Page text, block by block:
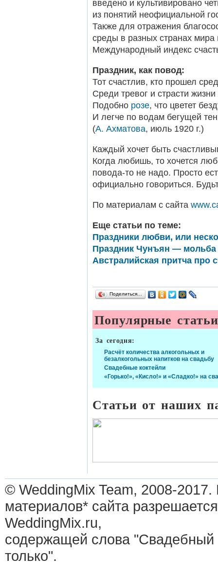
введено и культивировано
из понятий неофициальной
Также для отражения
среды в разных странах
Международный индекс
Праздник, как повод:
Тот счастлив, кто прошел
Среди тревог и страсти
Подобно розе, что цветет
И легче по водам бегущей
(А. Ахматова, июль 1920 г.)
Каждый хочет быть
Когда любишь, то хочется
повода-то не надо. Просто
официально говориться.
По материалам с сайта
Еще статьи по теме:
Праздники любви, или
Праздник Чунъян — мольба
Австралийская притча про
Поделиться…
Популярные статьи
За сегодня:
Расчёт количества алкогольных и
безалкогольных напитков на свадьбу
Свадебные коктейли
«Горько!», «Кисло!» и «Сладко!» на
Статьи от наших
© WeddingMix Team, 2008-2017.
материалов* сайта
WeddingMix.ru,
содержащей слова
только".